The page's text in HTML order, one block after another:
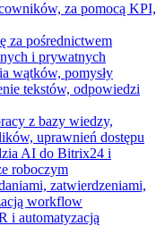
za pomocą KPI,
za pośrednictwem
i prywatnych
wątków, pomysły
tekstów, odpowiedzi
z bazy wiedzy,
uprawnień dostępu
AI do Bitrix24 i
roboczym
zatwierdzeniami,
workflow
i automatyzacją